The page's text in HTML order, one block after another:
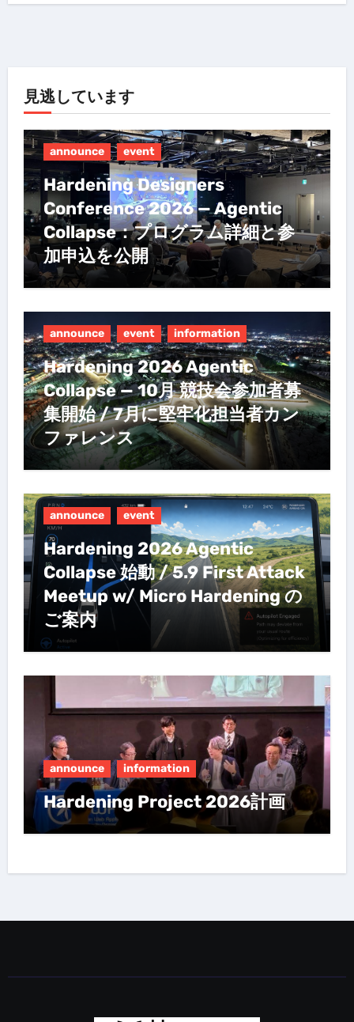
見逃しています
announce event
Hardening Designers
Conference 2026 — Agentic
Collapse：プログラム詳細と参
加申込を公開
announce event information
Hardening 2026 Agentic
Collapse — 10月 競技会参加者募
集開始 / 7月に堅牢化担当者カン
ファレンス
announce event
Hardening 2026 Agentic
Collapse 始動 / 5.9 First Attack
Meetup w/ Micro Hardening の
ご案内
announce information
Hardening Project 2026計画